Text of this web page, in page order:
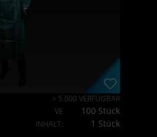
> 5.000 VERFÜGBAR
VE
100 Stück
INHALT: 1 Stück